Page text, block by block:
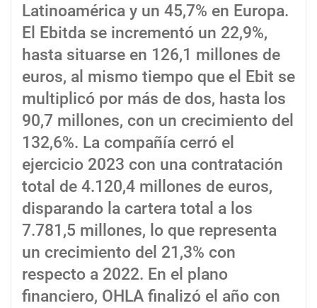
Latinoamérica y un 45,7% en Europa.
El Ebitda se incrementó un 22,9%,
hasta situarse en 126,1 millones de
euros, al mismo tiempo que el Ebit se
multiplicó por más de dos, hasta los
90,7 millones, con un crecimiento del
132,6%. La compañía cerró el
ejercicio 2023 con una contratación
total de 4.120,4 millones de euros,
disparando la cartera total a los
7.781,5 millones, lo que representa
un crecimiento del 21,3% con
respecto a 2022. En el plano
financiero, OHLA finalizó el año con